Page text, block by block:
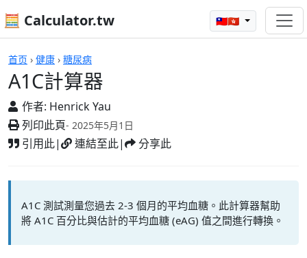
🧮 Calculator.tw 🇹🇼🇭🇰
首页 › 健康 › 糖尿病
A1C計算器
作者: Henrick Yau
列印此頁- 2025年5月1日
引用此| 連結至此| 分享此
A1C計算器
A1C 測試測量您過去 2-3 個月的平均血糖。此計算器幫助
將 A1C 百分比與估計的平均血糖 (eAG) 值之間進行轉換。